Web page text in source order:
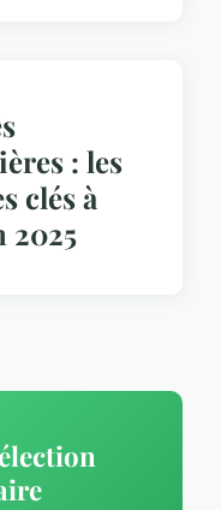
: les
clés à
2025